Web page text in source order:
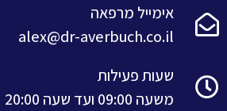
אימייל מרפאה
alex@dr-averbuch.co.il
שעות פעילות
משעה 09:00 ועד שעה 20:00